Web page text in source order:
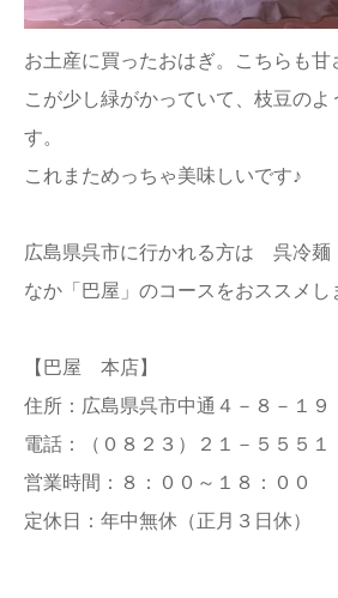
お土産に買ったおはぎ。こちらも
こが少し緑がかっていて、枝豆のよ
す。
これまためっちゃ美味しいです♪
広島県呉市に行かれる方は 呉冷
なか「巴屋」のコースをおススメ
【巴屋 本店】
住所：広島県呉市中通４－８－１９
電話：（０８２３）２１－５５５１
営業時間：８：００～１８：００
定休日：年中無休（正月３日休）